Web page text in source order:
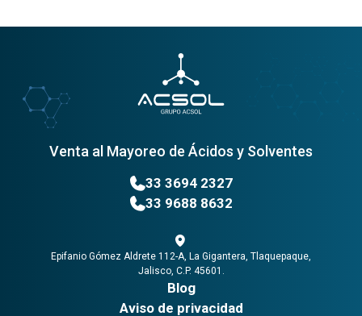
Venta al Mayoreo de Ácidos y Solventes
33 3694 2327
33 9688 8632
Epifanio Gómez Aldrete 112-A, La Gigantera, Tlaquepaque,
Jalisco, C.P. 45601.
Blog
Aviso de privacidad